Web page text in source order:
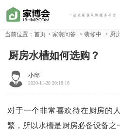
当前位置： 首页-> 家装问答 -> 装修中 -> 厨
厨房水槽如何选购？
小邱
2020-11-20 20:18:18
对于一个非常喜欢待在厨房的
繁，所以水槽是厨房必备设备之